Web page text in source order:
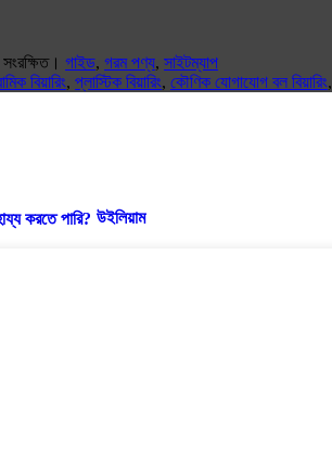
গাইড, গরম পণ্য, সাইটম্যাপ
বিয়ারিং, প্লাস্টিক বিয়ারিং, কৌণিক যোগাযোগ বল বিয়ারিং,
উইলিয়াম